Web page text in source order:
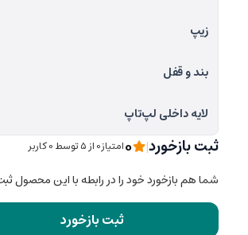
زیپ
بند و قفل
لایه داخلی لپ‌تاپ
ثبت بازخورد|
0امتیاز0 از ۵ توسط 0 کاربر
شما هم بازخورد خود را در رابطه با این محصول
ثبت بازخورد